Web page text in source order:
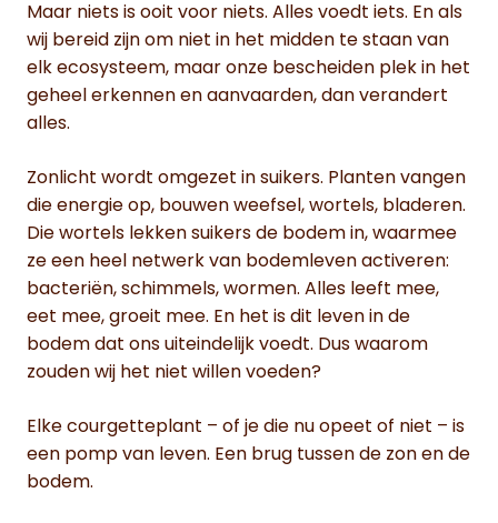
Maar niets is ooit voor niets. Alles voedt iets. En als
wij bereid zijn om niet in het midden te staan van
elk ecosysteem, maar onze bescheiden plek in het
geheel erkennen en aanvaarden, dan verandert
alles.
Zonlicht wordt omgezet in suikers. Planten vangen
die energie op, bouwen weefsel, wortels, bladeren.
Die wortels lekken suikers de bodem in, waarmee
ze een heel netwerk van bodemleven activeren:
bacteriën, schimmels, wormen. Alles leeft mee,
eet mee, groeit mee. En het is dit leven in de
bodem dat ons uiteindelijk voedt. Dus waarom
zouden wij het niet willen voeden?
Elke courgetteplant – of je die nu opeet of niet – is
een pomp van leven. Een brug tussen de zon en de
bodem.